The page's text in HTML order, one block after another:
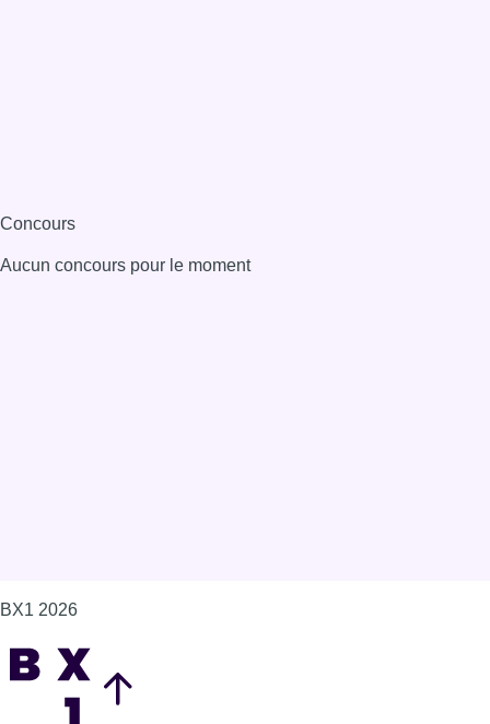
Concours
Aucun concours pour le moment
BX1 2026